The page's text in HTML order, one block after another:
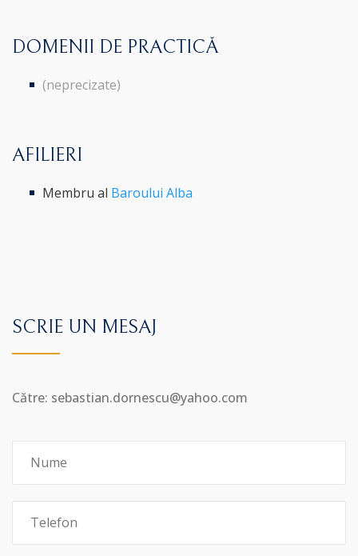
DOMENII DE PRACTICĂ
(neprecizate)
AFILIERI
Membru al Baroului Alba
SCRIE UN MESAJ
Către: sebastian.dornescu@yahoo.com